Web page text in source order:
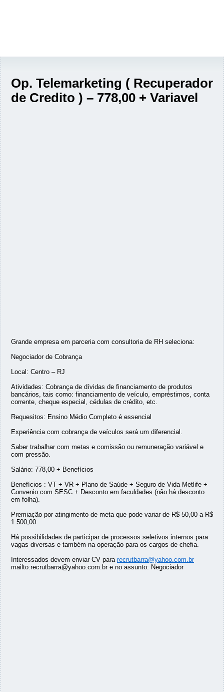
Op. Telemarketing ( Recuperador
de Credito ) – 778,00 + Variavel
Grande empresa em parceria com consultoria de RH seleciona:
Negociador de Cobrança
Local: Centro – RJ
Atividades: Cobrança de dívidas de financiamento de produtos
bancários, tais como: financiamento de veículo, empréstimos, conta
corrente, cheque especial, cédulas de crédito, etc.
Requesitos: Ensino Médio Completo é essencial
Experiência com cobrança de veículos será um diferencial.
Saber trabalhar com metas e comissão ou remuneração variável e
com pressão.
Salário: 778,00 + Benefícios
Benefícios : VT + VR + Plano de Saúde + Seguro de Vida Metlife +
Convenio com SESC + Desconto em faculdades (não há desconto
em folha).
Premiação por atingimento de meta que pode variar de R$ 50,00 a R$
1.500,00
Há possibilidades de participar de processos seletivos internos para
vagas diversas e também na operação para os cargos de chefia.
Interessados devem enviar CV para recrutbarra@yahoo.com.br
mailto:recrutbarra@yahoo.com.br e no assunto: Negociador